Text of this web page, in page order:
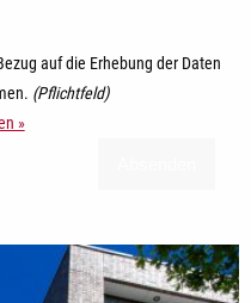
auf die Erhebung der Daten
(Pflichtfeld)
»